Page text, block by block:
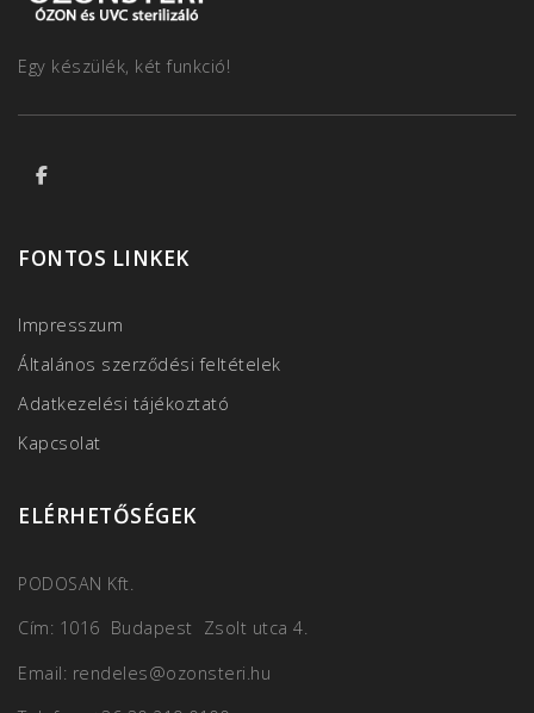
Egy készülék, két funkció!
FONTOS LINKEK
Impresszum
Általános szerződési feltételek
Adatkezelési tájékoztató
Kapcsolat
ELÉRHETŐSÉGEK
PODOSAN Kft.
Cím: 1016 Budapest Zsolt utca 4.
Email: rendeles@ozonsteri.hu